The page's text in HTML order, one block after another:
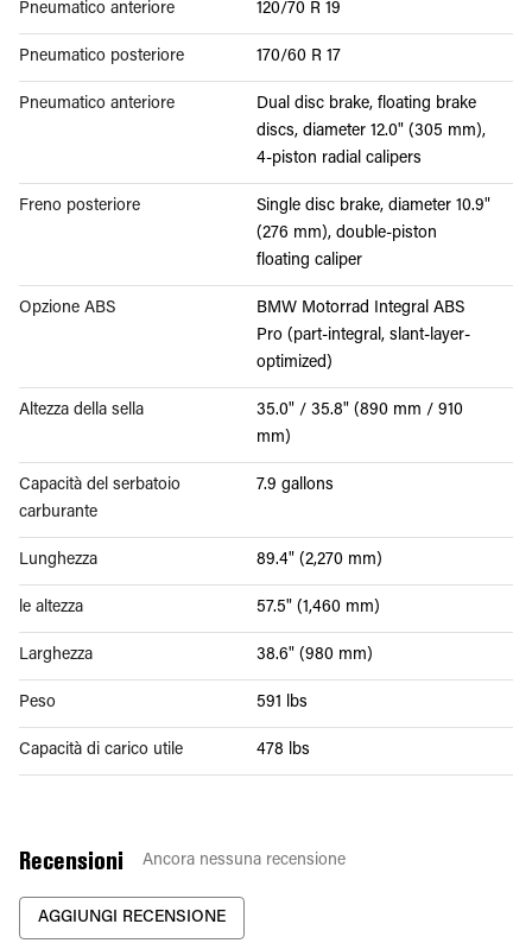
Pneumatico anteriore 120/70 R 19
Pneumatico posteriore 170/60 R 17
Pneumatico anteriore
Dual disc brake, floating brake
discs, diameter 12.0" (305 mm),
4-piston radial calipers
Freno posteriore
Single disc brake, diameter 10.9"
(276 mm), double-piston
floating caliper
Opzione ABS
BMW Motorrad Integral ABS
Pro (part-integral, slant-layer-
optimized)
Altezza della sella
35.0" / 35.8" (890 mm / 910
mm)
Capacità del serbatoio
carburante
7.9 gallons
Lunghezza 89.4" (2,270 mm)
le altezza 57.5" (1,460 mm)
Larghezza 38.6" (980 mm)
Peso 591 lbs
Capacità di carico utile 478 lbs
Recensioni Ancora nessuna recensione
AGGIUNGI RECENSIONE